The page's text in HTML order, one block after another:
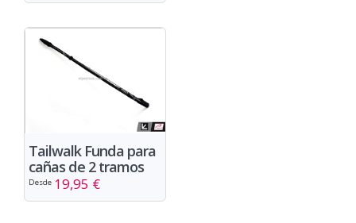
Tailwalk Funda para
cañas de 2 tramos
Desde 19,95 €